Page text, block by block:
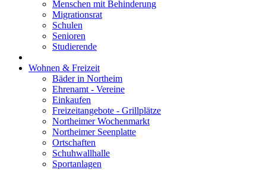
Menschen mit Behinderung
Migrationsrat
Schulen
Senioren
Studierende
Wohnen & Freizeit
Bäder in Northeim
Ehrenamt - Vereine
Einkaufen
Freizeitangebote - Grillplätze
Northeimer Wochenmarkt
Northeimer Seenplatte
Ortschaften
Schuhwallhalle
Sportanlagen